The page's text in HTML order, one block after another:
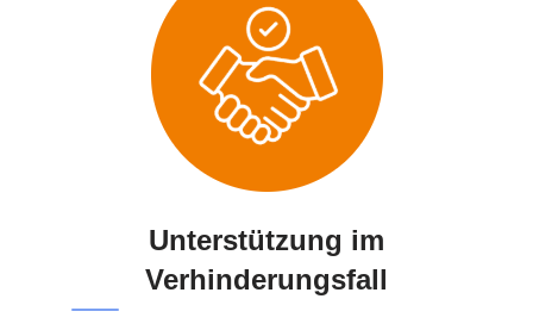
Unterstützung im
Verhinderungsfall